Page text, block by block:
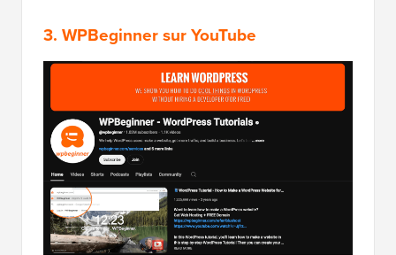
3. WPBeginner sur YouTube